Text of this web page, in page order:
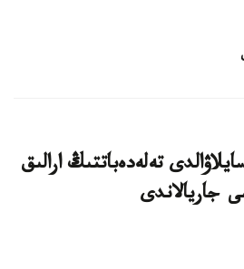
تەلەدەباتتىڭ ارالىق
جاريالاندى